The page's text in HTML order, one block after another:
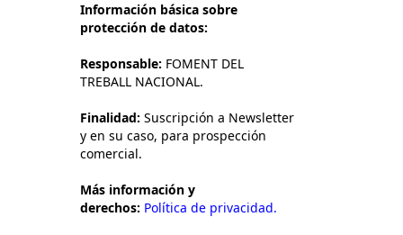
Información básica sobre
protección de datos:
Responsable: FOMENT DEL
TREBALL NACIONAL.
Finalidad: Suscripción a Newsletter
y en su caso, para prospección
comercial.
Más información y
derechos: Política de privacidad.